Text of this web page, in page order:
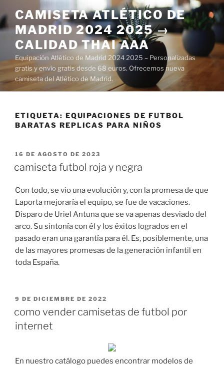
al
contenido
CAMISETA ATLÉTICO DE
MADRID 2024 2025 →
CALIDAD THAI AAA
Equipación Atlético de Madrid 2024 2025 – Personalizadas
gratis y envío gratis desde 68 euros. Ofrecemos nueva
camiseta del Atlético de Madrid.
ETIQUETA: EQUIPACIONES DE FUTBOL
BARATAS REPLICAS PARA NIÑOS
PUBLICADO
16 DE AGOSTO DE 2023
camiseta futbol roja y negra
Con todo, se vio una evolución y, con la promesa de que
Laporta mejoraría el equipo, se fue de vacaciones.
Disparo de Uriel Antuna que se va apenas desviado del
arco. Su sintonía con él y los éxitos logrados en el
pasado eran una garantía para él. Es, posiblemente, una
de las mayores promesas de la generación infantil en
toda España.
PUBLICADO
9 DE DICIEMBRE DE 2022
como vender camisetas de futbol por
internet
En nuestro catálogo puedes encontrar modelos de